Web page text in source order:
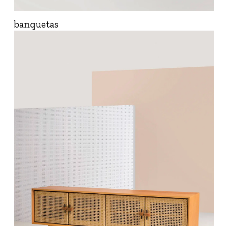
banquetas